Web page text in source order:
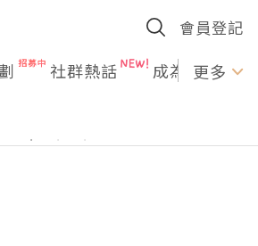
會員登記
社群熱話 成為U更多